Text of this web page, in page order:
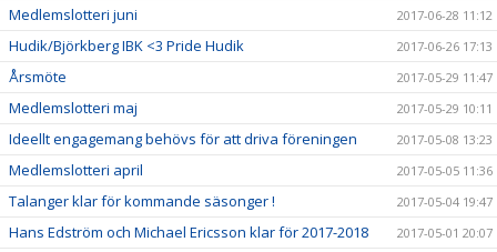
Medlemslotteri juni 2017-06-28 11:12
Hudik/Björkberg IBK <3 Pride Hudik 2017-06-26 17:13
Årsmöte 2017-05-29 11:47
Medlemslotteri maj 2017-05-29 10:11
Ideellt engagemang behövs för att driva föreningen 2017-05-08 13:23
Medlemslotteri april 2017-05-05 11:36
Talanger klar för kommande säsonger ! 2017-05-04 19:47
Hans Edström och Michael Ericsson klar för 2017-2018 2017-05-01 20:07